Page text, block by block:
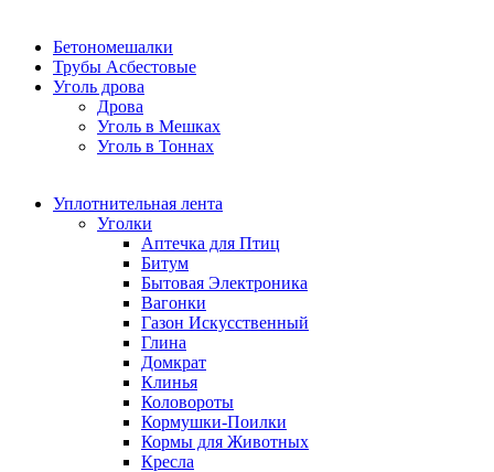
Бетономешалки
Трубы Асбестовые
Уголь дрова
Дрова
Уголь в Мешках
Уголь в Тоннах
Уплотнительная лента
Уголки
Аптечка для Птиц
Битум
Бытовая Электроника
Вагонки
Газон Искусственный
Глина
Домкрат
Клинья
Коловороты
Кормушки-Поилки
Кормы для Животных
Кресла